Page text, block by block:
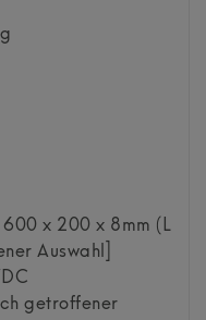
x 200 x 8mm (L
Auswahl]
getroffener